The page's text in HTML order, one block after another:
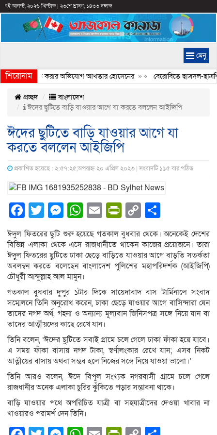
৭ই আগস্ট, ২০২৬ খ্রিস্টাব্দ| ২৩শে শ্রাবণ, ১৪৩৩ বঙ্গাব্দ
মেনু
শিরোনাম
ইতিহাস বিকৃত করার অভিযোগ আখতার হোসেনের» «বেরোবিতে ছাত্রদল-
প্রচ্ছদ
বাংলাদেশ
ঈদের ছুটিতে বাড়ি যাওয়ার আগে যা করতে বললেন আইজিপি
ঈদের ছুটিতে বাড়ি যাওয়ার আগে যা
করতে বললেন আইজিপি
প্রকাশিত হয়েছে : ২:৫৭:২৫,অপরাহ্ন ২০ এপ্রিল ২০২৩ | সংবাদটি ১১৫ বার পঠিত
Facebook
Twitter
Messenger
WhatsApp
EmailPrintFriendly
Copy
Link
ঈদুল ফিতরের ছুটি শুরু হয়েছে গতকাল বুধবার থেকে। অনেকেই দেশের
বিভিন্ন এলাকা থেকে এসে রাজধানীতে থাকেন কাজের প্রয়োজনে। তারা
ঈদুল ফিতরের ছুটিতে ঢাকা ছেড়ে বাড়িতে যাওয়ার আগে বাড়তি সতর্কতা
অবলম্বন করতে বলেছেন বাংলাদেশ পুলিশের মহাপরিদর্শক (আইজিপি)
চৌধুরী আব্দুল্লাহ আল মামুন।
গতকাল বুধবার দুপুর ১টার দিকে সায়েদাবাদ বাস টার্মিনালে সংবাদ
সম্মেলনে তিনি অনুরোধ করেন, ঢাকা ছেড়ে যাওয়ার আগে বাসিন্দারা যেন
তাদের নগদ অর্থ, গহনা ও অন্যান্য মূল্যবান জিনিসপত্র সঙ্গে নিয়ে যান বা
তাদের আত্মীয়দের কাছে রেখে যান।
তিনি বলেন, ‘ঈদের ছুটিতে সবাই গ্রামে চলে গেলে ঢাকা ফাঁকা হয়ে যাবে।
এ সময় ফাঁকা বাসায় নগদ টাকা, স্বর্ণালংকার রেখে যান; এসব নিকট
আত্নীয়ের বাসায় অথবা সম্ভব হলে নিজের সঙ্গে নিয়ে যাওয়া ভালো।’
তিনি আরও বলেন, ঈদে বিপুল সংখ্যক নগরবাসী গ্রামে চলে গেলে
রাজধানীর অনেক এলাকা চুরির ঝুঁকিতে পড়ার সম্ভাবনা থাকে।
বাড়ি যাওয়ার পথে অপরিচিত যাত্রী বা সহযাত্রীদের দেওয়া খাবার না
খাওয়ারও পরামর্শ দেন তিনি।